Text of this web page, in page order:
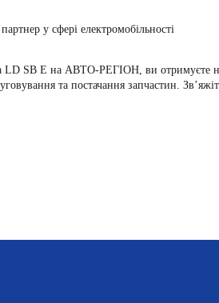
у сфері електромобільності
LD SB E на АВТО-РЕГІОН, ви отримуєте не
та постачання запчастин.